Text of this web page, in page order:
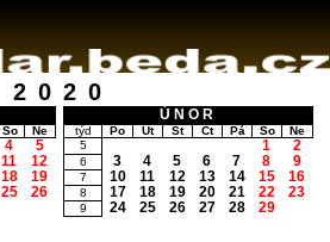
2020
So
Ne
4 5
11 12
18 19
25 26
ÚNOR
týd Po Út St Čt Pá So
Ne
5
1 2
6 3 4 5 6 7 8 9
7 10 11 12 13 14 15 16
8 17 18 19 20 21 22 23
9 24 25 26 27 28 29